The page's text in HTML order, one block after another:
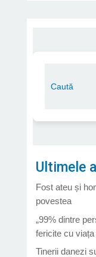
Ultimele
Fost ateu și
povestea
„99% dintre
fericite cu viața
Tinerii danezi